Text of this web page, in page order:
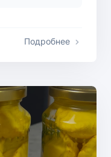
Подробнее